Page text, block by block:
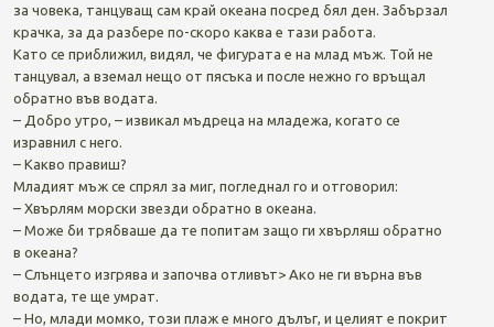
за човека, танцуващ сам край океана посред бял ден. Забързал
крачка, за да разбере по-скоро каква е тази работа.
Като се приближил, видял, че фигурата е на млад мъж. Той не
танцувал, а вземал нещо от пясъка и после нежно го връщал
обратно във водата.
– Добро утро, – извикал мъдреца на младежа, когато се
изравнил с него.
– Какво правиш?
Младият мъж се спрял за миг, погледнал го и отговорил:
– Хвърлям морски звезди обратно в океана.
– Може би трябваше да те попитам защо ги хвърляш обратно
в океана?
– Слънцето изгрява и започва отливът> Ако не ги върна във
водата, те ще умрат.
– Но, млади момко, този плаж е много дълъг, и целият е покрит